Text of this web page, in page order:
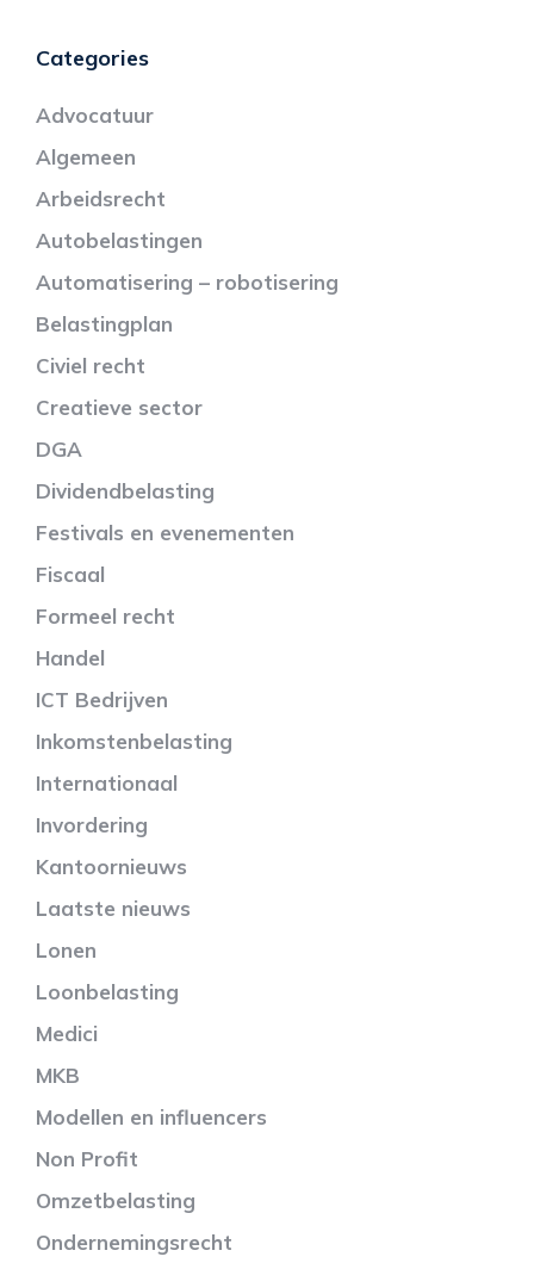
Categories
Advocatuur
Algemeen
Arbeidsrecht
Autobelastingen
Automatisering – robotisering
Belastingplan
Civiel recht
Creatieve sector
DGA
Dividendbelasting
Festivals en evenementen
Fiscaal
Formeel recht
Handel
ICT Bedrijven
Inkomstenbelasting
Internationaal
Invordering
Kantoornieuws
Laatste nieuws
Lonen
Loonbelasting
Medici
MKB
Modellen en influencers
Non Profit
Omzetbelasting
Ondernemingsrecht